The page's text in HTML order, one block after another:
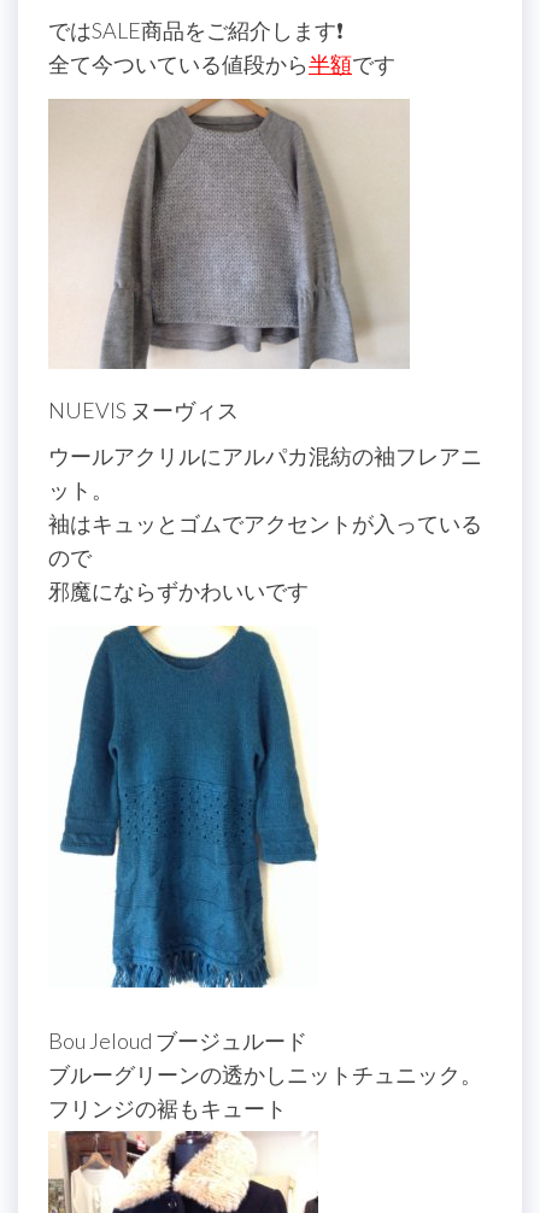
ではSALE商品をご紹介します❗️
全て今ついている値段から半額です
NUEVIS ヌーヴィス
ウールアクリルにアルパカ混紡の袖フレアニ
ット。
袖はキュッとゴムでアクセントが入っている
ので
邪魔にならずかわいいです
Bou Jeloud ブージュルード
ブルーグリーンの透かしニットチュニック。
フリンジの裾もキュート